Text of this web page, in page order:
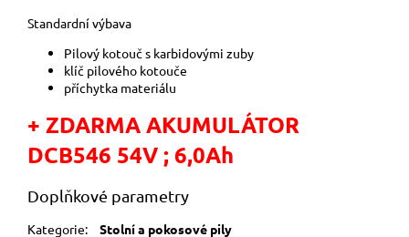
Standardní výbava
Pilový kotouč s karbidovými zuby
klíč pilového kotouče
příchytka materiálu
+ ZDARMA AKUMULÁTOR
DCB546 54V ; 6,0Ah
Doplňkové parametry
Kategorie:
Stolní a pokosové pily